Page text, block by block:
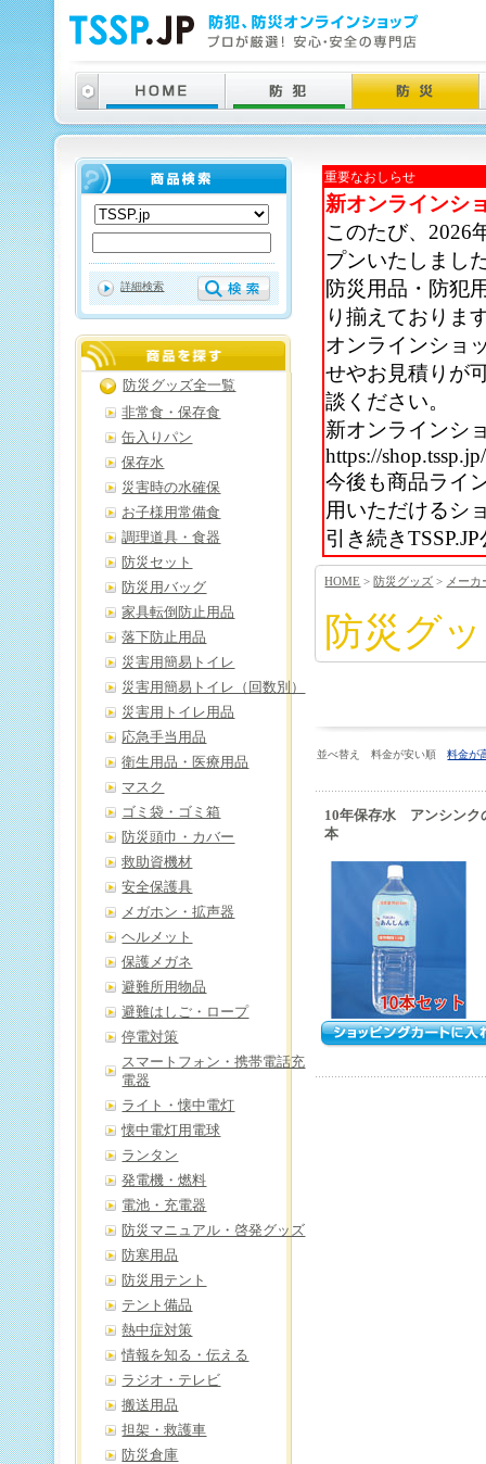
重要なおしらせ
新オンラインシ
このたび、2026
プンいたしまし
防災用品・防犯
り揃えておりま
オンラインショ
せやお見積りが
談ください。
新オンラインシ
https://shop.tssp.jp/
今後も商品ライ
用いただけるシ
引き続き
HOME >防災グッズ > メー
防災グ
並べ替え 料金が安い順料金が
10年保存水 アンシン
本
詳細検索
防災グッズ全一覧
非常食・保存食
缶入りパン
保存水
災害時の水確保
お子様用常備食
調理道具・食器
防災セット
防災用バッグ
家具転倒防止用品
落下防止用品
災害用簡易トイレ
災害用簡易トイレ（回数別）
災害用トイレ用品
応急手当用品
衛生用品・医療用品
マスク
ゴミ袋・ゴミ箱
防災頭巾・カバー
救助資機材
安全保護具
メガホン・拡声器
ヘルメット
保護メガネ
避難所用物品
避難はしご・ロープ
停電対策
スマートフォン・携帯電話充
電器
ライト・懐中電灯
懐中電灯用電球
ランタン
発電機・燃料
電池・充電器
防災マニュアル・啓発グッズ
防寒用品
防災用テント
テント備品
熱中症対策
情報を知る・伝える
ラジオ・テレビ
搬送用品
担架・救護車
防災倉庫